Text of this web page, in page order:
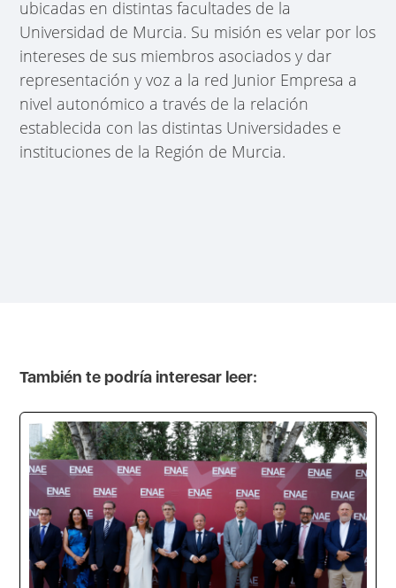
ubicadas en distintas facultades de la
Universidad de Murcia. Su misión es velar por los
intereses de sus miembros asociados y dar
representación y voz a la red Junior Empresa a
nivel autonómico a través de la relación
establecida con las distintas Universidades e
instituciones de la Región de Murcia.
También te podría interesar leer: